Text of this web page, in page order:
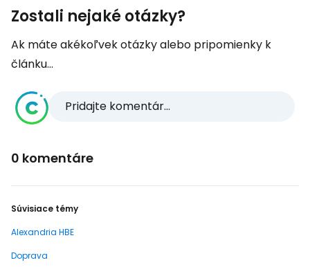
Zostali nejaké otázky?
Ak máte akékoľvek otázky alebo pripomienky k
článku...
Pridajte komentár...
0 komentáre
Súvisiace témy
Alexandria HBE
Doprava